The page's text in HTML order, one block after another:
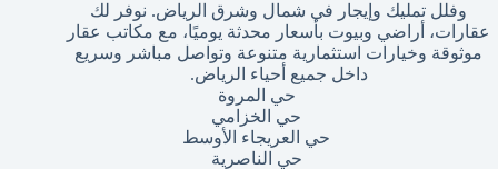
وفلل تمليك وإيجار في شمال وشرق الرياض. نوفر لك
عقارات، أراضي وبيوت بأسعار محدثة يوميًا، مع مكاتب عقار
موثوقة وخيارات استثمارية متنوعة وتواصل مباشر وسريع
داخل جميع أحياء الرياض.
حي المروة
حي الخزامي
حي العريجاء الأوسط
حي الناصرية